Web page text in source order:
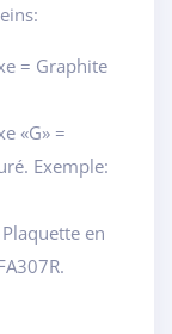
= Graphite
«G» =
Exemple:
en